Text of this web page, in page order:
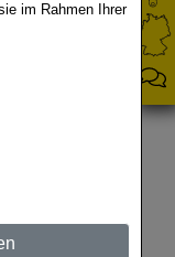
im Rahmen Ihrer
des
ist startklar